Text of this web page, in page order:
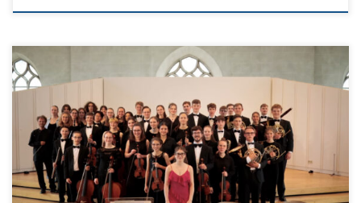
Der neue Film unserer Sinfonietta ist fertig. Wir bedanken uns bei
allen, die zum Gelingen dieses tollen Projekts beteiligt waren –
allen voran bei Paul Gaub, der diesen Film in den Ferien
geschnitten hat.